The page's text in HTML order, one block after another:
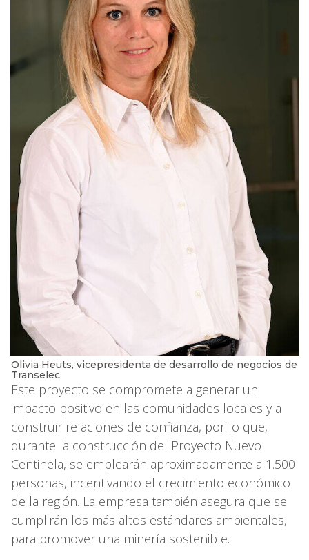
Olivia Heuts, vicepresidenta de desarrollo de negocios de
Transelec
Este proyecto se compromete a generar un
impacto positivo en las comunidades locales y a
construir relaciones de confianza, por lo que,
durante la construcción del Proyecto Nuevo
Centinela, se emplearán aproximadamente a 1.500
personas, incentivando el crecimiento económico
de la región. La empresa también asegura que se
cumplirán los más altos estándares ambientales,
para promover una minería sostenible.